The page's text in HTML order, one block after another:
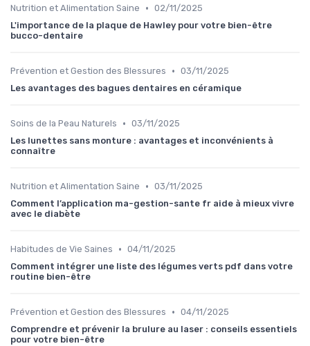
Nutrition et Alimentation Saine • 02/11/2025
L'importance de la plaque de Hawley pour votre bien-être
bucco-dentaire
Prévention et Gestion des Blessures • 03/11/2025
Les avantages des bagues dentaires en céramique
Soins de la Peau Naturels • 03/11/2025
Les lunettes sans monture : avantages et inconvénients à
connaître
Nutrition et Alimentation Saine • 03/11/2025
Comment l’application ma-gestion-sante fr aide à mieux vivre
avec le diabète
Habitudes de Vie Saines • 04/11/2025
Comment intégrer une liste des légumes verts pdf dans votre
routine bien-être
Prévention et Gestion des Blessures • 04/11/2025
Comprendre et prévenir la brulure au laser : conseils essentiels
pour votre bien-être